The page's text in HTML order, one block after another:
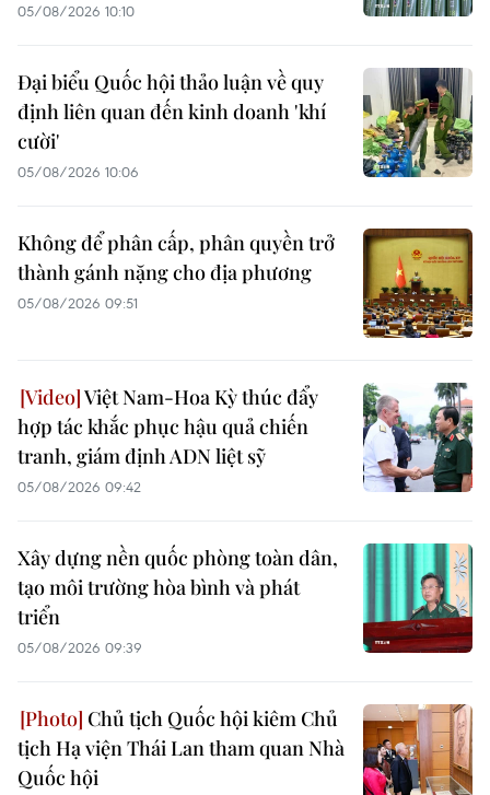
05/08/2026 10:10
Đại biểu Quốc hội thảo luận về quy
định liên quan đến kinh doanh 'khí
cười'
05/08/2026 10:06
Không để phân cấp, phân quyền trở
thành gánh nặng cho địa phương
05/08/2026 09:51
Việt Nam-Hoa Kỳ thúc đẩy
hợp tác khắc phục hậu quả chiến
tranh, giám định ADN liệt sỹ
05/08/2026 09:42
Xây dựng nền quốc phòng toàn dân,
tạo môi trường hòa bình và phát
triển
05/08/2026 09:39
Chủ tịch Quốc hội kiêm Chủ
tịch Hạ viện Thái Lan tham quan Nhà
Quốc hội